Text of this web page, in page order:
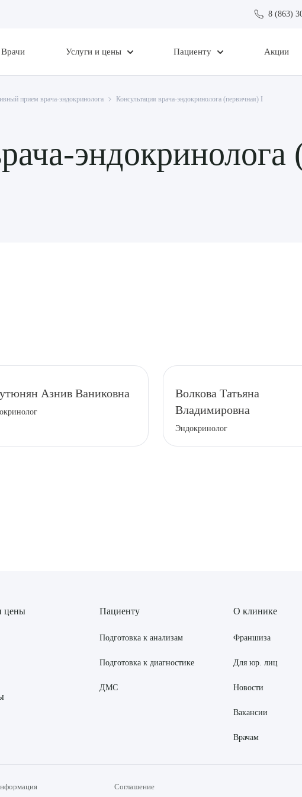
8 (863)
Врачи Услуги и цены Пациенту Акции
прием врача-эндокринолога Консультация врача-эндокринолога (первичная) I
Азнив Ваниковна
Волкова Татьяна
Владимировна
Эндокринолог
цены Пациенту
Подготовка к анализам
Подготовка к диагностике
ДМС
О клинике
Франшиза
Для юр. лиц
Новости
Вакансии
Врачам
Соглашение
сопутствующую услугу